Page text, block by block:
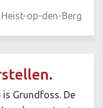
Heist-op-den-Berg
Grundfoss. De